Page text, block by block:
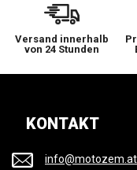
Versand innerhalb
von 24 Stunden
KONTAKT
info@motozem.at